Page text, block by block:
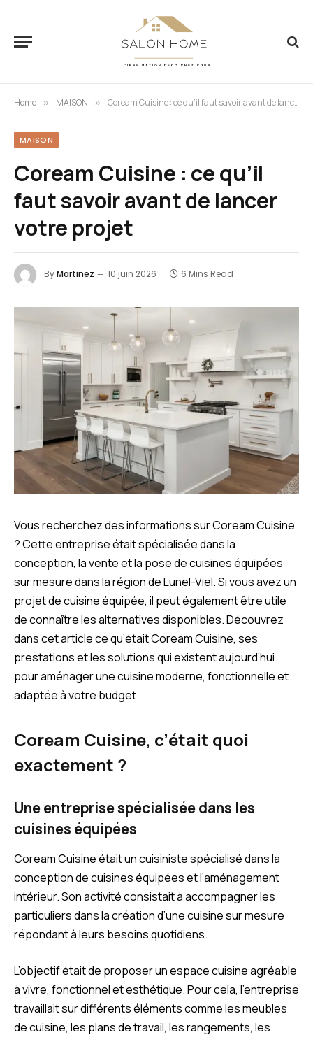
Home » MAISON » Coream Cuisine : ce qu’il faut savoir avant de lancer votre projet
MAISON
Coream Cuisine : ce qu’il
faut savoir avant de lancer
votre projet
ByMartinez 10 juin 2026 6 Mins Read
Vous recherchez des informations sur Coream Cuisine
? Cette entreprise était spécialisée dans la
conception, la vente et la pose de cuisines équipées
sur mesure dans la région de Lunel-Viel. Si vous avez un
projet de cuisine équipée, il peut également être utile
de connaître les alternatives disponibles. Découvrez
dans cet article ce qu’était Coream Cuisine, ses
prestations et les solutions qui existent aujourd’hui
pour aménager une cuisine moderne, fonctionnelle et
adaptée à votre budget.
Coream Cuisine, c’était quoi
exactement ?
Une entreprise spécialisée dans les
cuisines équipées
Coream Cuisine était un cuisiniste spécialisé dans la
conception de cuisines équipées et l’aménagement
intérieur. Son activité consistait à accompagner les
particuliers dans la création d’une cuisine sur mesure
répondant à leurs besoins quotidiens.
L’objectif était de proposer un espace cuisine agréable
à vivre, fonctionnel et esthétique. Pour cela, l’entreprise
travaillait sur différents éléments comme les meubles
de cuisine, les plans de travail, les rangements, les